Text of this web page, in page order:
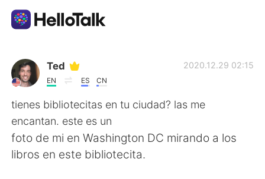
語学交換アプリ
AI Grammar Checker
日本語
Ted
EN ES CN
2020.12.29 02:15
tienes bibliotecitas en tu ciudad? las me
encantan. este es un
foto de mi en Washington DC mirando a los
libros en este bibliotecita.